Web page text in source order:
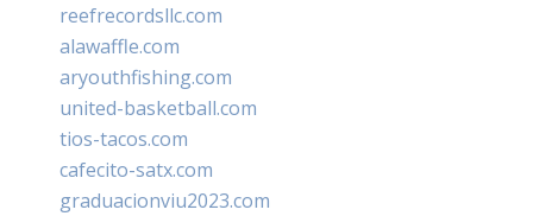
reefrecordsllc.com
alawaffle.com
aryouthfishing.com
united-basketball.com
tios-tacos.com
cafecito-satx.com
graduacionviu2023.com